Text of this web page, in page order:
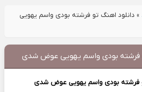
» دانلود اهنگ تو فرشته بودی واسم یهویی
فرشته بودی واسم یهویی عوض شدی
فرشته بودی واسم یهویی عوض شدی